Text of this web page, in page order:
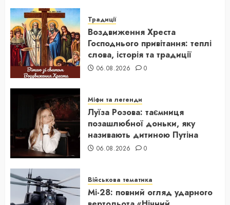
Традиції
Воздвиження Хреста
Господнього привітання: теплі
слова, історія та традиції
06.08.2026 0
Міфи та легенди
Луїза Розова: таємниця
позашлюбної доньки, яку
називають дитиною Путіна
06.08.2026 0
Військова тематика
Мі-28: повний огляд ударного